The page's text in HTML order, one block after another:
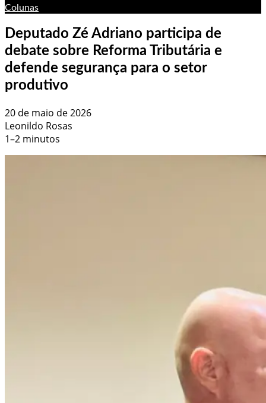
Colunas
Deputado Zé Adriano participa de
debate sobre Reforma Tributária e
defende segurança para o setor
produtivo
20 de maio de 2026
Leonildo Rosas
1–2 minutos